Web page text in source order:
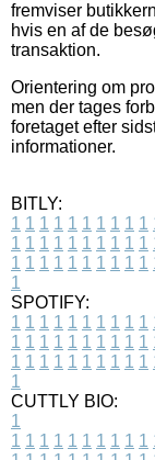
fremviser
hvis en af de
transaktion.
Orientering om
men der tages
foretaget efter
informationer.
BITLY:
1 1 1 1 1 1 1 1 1 1
1 1 1 1 1 1 1 1 1 1
1 1 1 1 1 1 1 1 1 1
1
SPOTIFY:
1 1 1 1 1 1 1 1 1 1
1 1 1 1 1 1 1 1 1 1
1 1 1 1 1 1 1 1 1 1
1
CUTTLY BIO:
1
1 1 1 1 1 1 1 1 1 1